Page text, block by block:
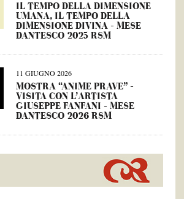
IL TEMPO DELLA DIMENSIONE
UMANA, IL TEMPO DELLA
DIMENSIONE DIVINA – MESE
DANTESCO 2025 RSM
11 GIUGNO 2026
MOSTRA “ANIME PRAVE” –
VISITA CON L’ARTISTA
GIUSEPPE FANFANI – MESE
DANTESCO 2026 RSM